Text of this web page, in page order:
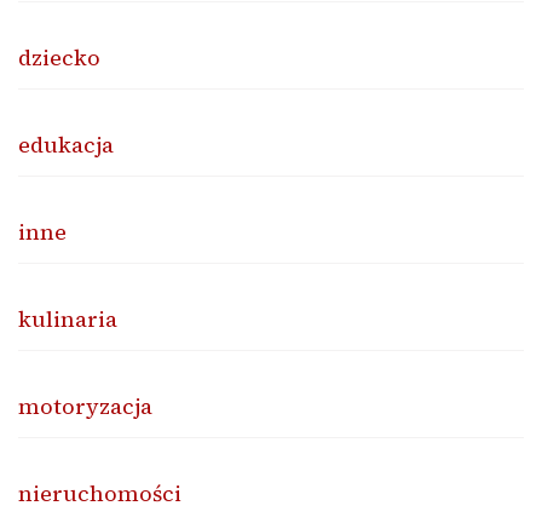
dziecko
edukacja
inne
kulinaria
motoryzacja
nieruchomości